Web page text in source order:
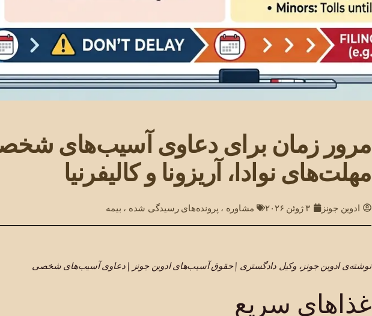
مرور زمان برای دعاوی آسیب‌های
مهلت‌های نوادا، آریزونا و کالیفرنیا
ادوین جونز ۳ ژوئن ۲۰۲۶ مشاوره ، پرونده‌های رسیدگی شده ، بیمه
نوشته‌ی ادوین جونز، وکیل دادگستری | حقوق آسیب‌های ادوین جونز | دعاوی آسیب‌های شخصی
غذاهای سریع